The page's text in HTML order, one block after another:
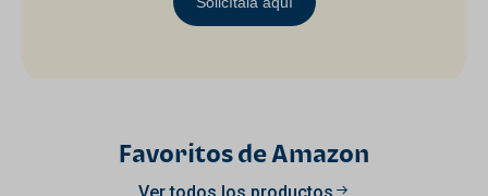
Favoritos de Amazon